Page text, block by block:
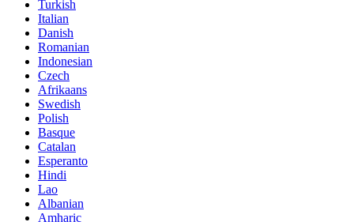
Turkish
Italian
Danish
Romanian
Indonesian
Czech
Afrikaans
Swedish
Polish
Basque
Catalan
Esperanto
Hindi
Lao
Albanian
Amharic